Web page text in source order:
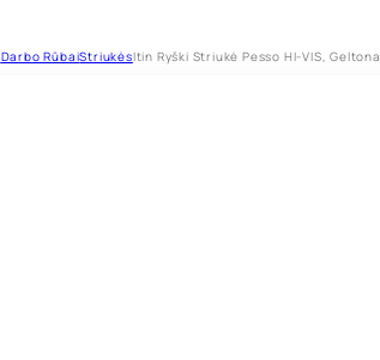
Darbo RūbaiStriukėsItin Ryški Striukė Pesso HI-VIS, Geltona